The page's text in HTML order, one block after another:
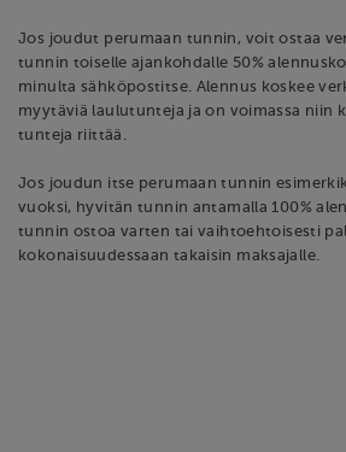
Jos joudut perumaan tunnin, voit ostaa
tunnin toiselle ajankohdalle 50%
minulta sähköpostitse. Alennus koskee
myytäviä laulutunteja ja on voimassa niin
tunteja riittää.
Jos joudun itse perumaan tunnin
vuoksi, hyvitän tunnin antamalla 100%
tunnin ostoa varten tai vaihtoehtoisesti
kokonaisuudessaan takaisin maksajalle.